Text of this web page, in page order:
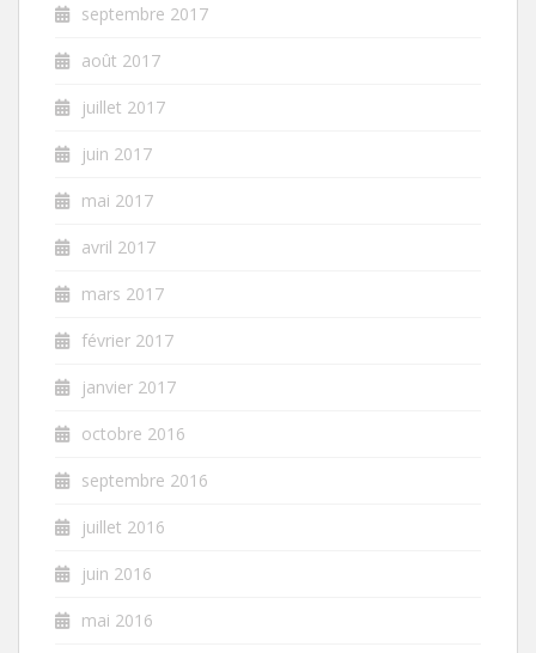
septembre 2017
août 2017
juillet 2017
juin 2017
mai 2017
avril 2017
mars 2017
février 2017
janvier 2017
octobre 2016
septembre 2016
juillet 2016
juin 2016
mai 2016